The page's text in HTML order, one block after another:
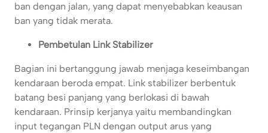
ban dengan jalan, yang dapat menyebabkan keausan
ban yang tidak merata.
Pembetulan Link Stabilizer
Bagian ini bertanggung jawab menjaga keseimbangan
kendaraan beroda empat. Link stabilizer berbentuk
batang besi panjang yang berlokasi di bawah
kendaraan. Prinsip kerjanya yaitu membandingkan
input tegangan PLN dengan output arus yang